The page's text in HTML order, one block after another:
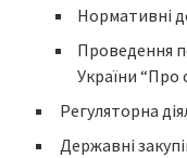
Нормативні
Проведення
України
Регуляторна
Державні